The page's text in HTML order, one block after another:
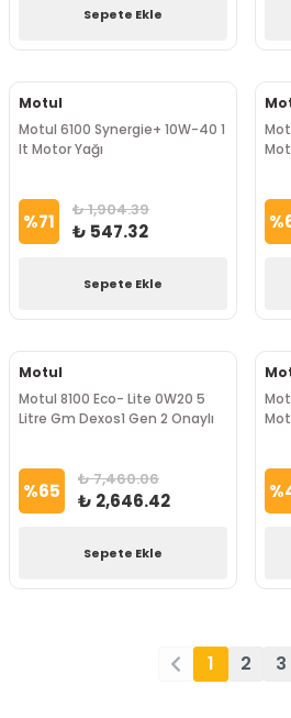
Sepete Ekle
Motul
Motul 6100 Synergie+ 10W-40 1
lt Motor Yağı
%71 ₺ 1,904.39
₺ 547.32
Sepete Ekle
%
Motul
Motul 8100 Eco- Lite 0W20 5
Litre Gm Dexos1 Gen 2 Onaylı
%65 ₺ 7,460.06
₺ 2,646.42
Sepete Ekle
%
1 2 3